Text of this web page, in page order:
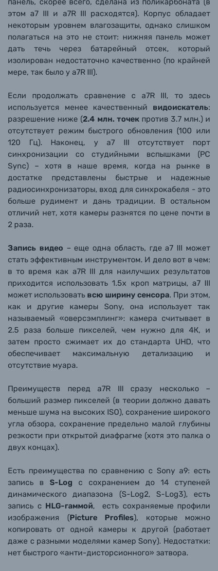
этом a7 III и a7R III расходятся). Корпус обладает
некоторым уровнем влагозащиты, однако слишком
полагаться на это не стоит: нижняя панель может
дать течь через батарейный отсек, который
изолирован недостаточно качественно (по крайней
мере, так было у a7R III).
Если продолжать сравнение с a7R III, то здесь
используется менее качественный видоискатель:
разрешение ниже (2.4 млн. точек против 3.7 млн.) и
отсутствует режим быстрого обновления (100 или
120 Гц). Наконец, у a7 III отсутствует порт
синхронизации со студийными вспышками (PC
Sync) – хотя в наше время, когда на рынке в
достатке представлены быстрые и надежные
радиосинхронизаторы, вход для синхрокабеля - это
больше рудимент и дань традиции. В остальном
отличий нет, хотя камеры разнятся по цене почти в
2 раза.
Запись видео – еще одна область, где a7 III может
стать эффективным инструментом. И дело вот в чем:
в то время как a7R III для наилучших результатов
приходится использовать 1.5х кроп матрицы, а7 III
может использовать всю ширину сенсора. При этом,
как и другие камеры Sony, она использует так
называемый «оверсэмплинг»: камера считывает в
2.5 раза больше пикселей, чем нужно для 4К, и
затем просто сжимает их до стандарта UHD, что
обеспечивает максимальную детализацию и
отсутствие муара.
Преимуществ перед a7R III сразу несколько –
больший размер пикселей (в теории должно давать
меньше шума на высоких ISO), сохранение широкого
угла обзора, сохранение предельно малой глубины
резкости при открытой диафрагме (хотя это палка о
двух концах).
Есть преимущества по сравнению с Sony a9: есть
запись в S-Log с сохранением до 14 ступеней
динамического диапазона (S-Log2, S-Log3), есть
запись с HLG-гаммой, есть сохраняемые профили
изображения (Picture Profiles), которые можно
копировать от одной камеры к другой (работает
даже с разными моделями камер Sony). Недостатки:
нет быстрого «анти-дисторсионного» затвора.